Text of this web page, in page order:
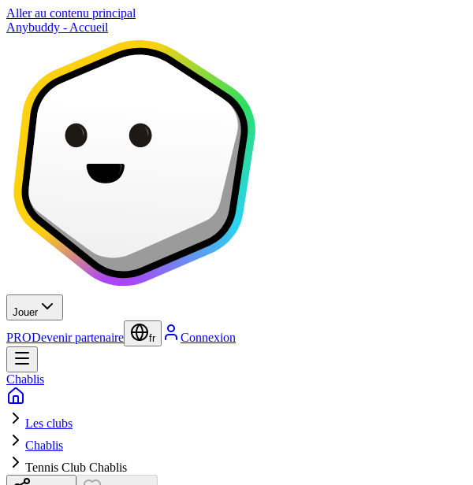
Aller au contenu principal
Anybuddy - Accueil
Jouer
PRODevenir partenaire fr Connexion
Chablis
Les clubs
Chablis
Tennis Club Chablis